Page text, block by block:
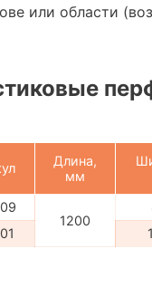
или области
Длина,
мм
1200